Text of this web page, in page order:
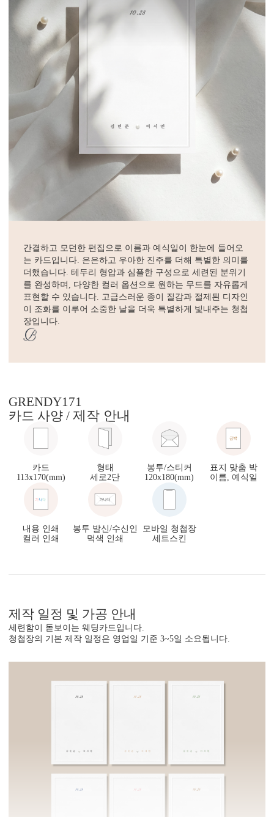
간결하고 모던한 편집으로 이름과 예식일이 한눈에 들어오
는 카드입니다. 은은하고 우아한 진주를 더해 특별한 의미를
더했습니다. 테두리 형압과 심플한 구성으로 세련된 분위기
를 완성하며, 다양한 컬러 옵션으로 원하는 무드를 자유롭게
표현할 수 있습니다. 고급스러운 종이 질감과 절제된 디자인
이 조화를 이루어 소중한 날을 더욱 특별하게 빛내주는 청첩
장입니다.
GRENDY171
카드 사양 / 제작 안내
카드
113x170(mm)
형태
세로2단
봉투/스티커
120x180(mm)
표지 맞춤 박
이름, 예식일
내용 인쇄
컬러 인쇄
봉투 발신/수신인
먹색 인쇄
모바일 청첩장
세트스킨
제작 일정 및 가공 안내
세련함이 돋보이는 웨딩카드입니다.
청첩장의 기본 제작 일정은 영업일 기준 3~5일 소요됩니다.